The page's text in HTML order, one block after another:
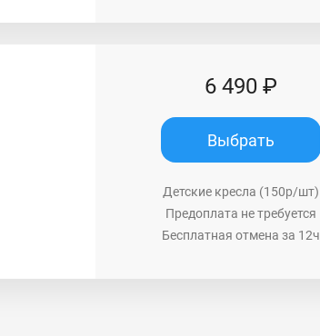
6 490 ₽
Выбрать
Детские кресла (150р/шт)
Предоплата не требуется
Бесплатная отмена за 12ч